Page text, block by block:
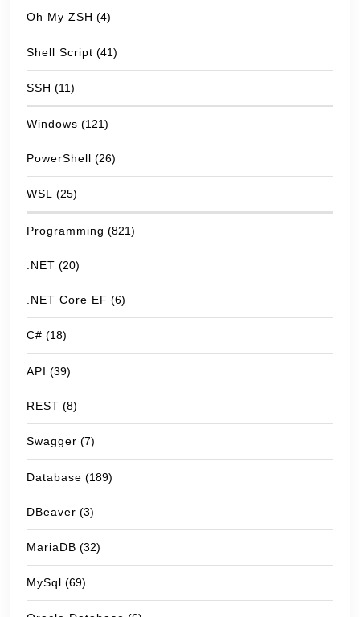
Oh My ZSH (4)
Shell Script (41)
SSH (11)
Windows (121)
PowerShell (26)
WSL (25)
Programming (821)
.NET (20)
.NET Core EF (6)
C# (18)
API (39)
REST (8)
Swagger (7)
Database (189)
DBeaver (3)
MariaDB (32)
MySql (69)